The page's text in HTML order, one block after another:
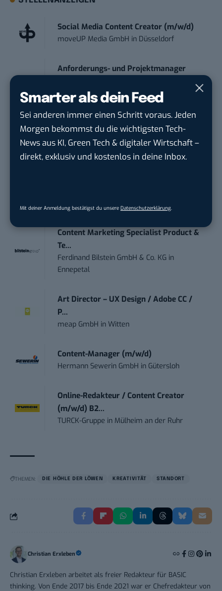
Smarter als dein Feed
Sei anderen immer einen Schritt voraus. Jeden
Morgen bekommst du die wichtigsten Tech-
News aus KI, Green Tech & digitaler Wirtschaft –
direkt, exklusiv und kostenlos in deine Inbox.
Mit deiner Anmeldung bestätigst du unsere Datenschutzerklärung
Social Media Content Creator (m/w/d)
moveUP Media GmbH in Düsseldorf
Anforderungs- und Projektmanager
trendtours Holding GmbHinEschborn
IT Sales & Online Marketing Manager
Instaffo GmbHinKarlsruhe
Content Marketing Specialist Product &
Te...
Ferdinand Bilstein GmbH & Co. KG in
Ennepetal
Art Director – UX Design / Adobe CC /
P...
meap GmbH inWitten
Content-Manager (m/w/d)
Hermann Sewerin GmbH in Gütersloh
Online-Redakteur / Content Creator
(m/w/d) B2...
TURCK-Gruppe in Mülheim an der Ruhr
THEMEN: DIE HÖHLE DER LÖWEN KREATIVITÄT STANDORT
Christian Erxleben
Christian Erxleben arbeitet als freier Redakteur für BASIC
thinking. Von Ende 2017 bis Ende 2021 war er Chefredakteur von